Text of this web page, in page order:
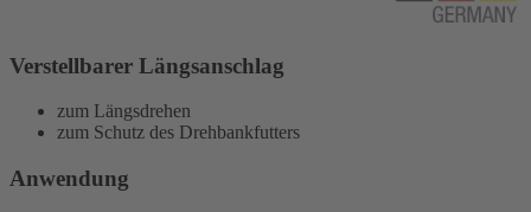
Verstellbarer Längsanschlag
zum Längsdrehen
zum Schutz des Drehbankfutters
Anwendung